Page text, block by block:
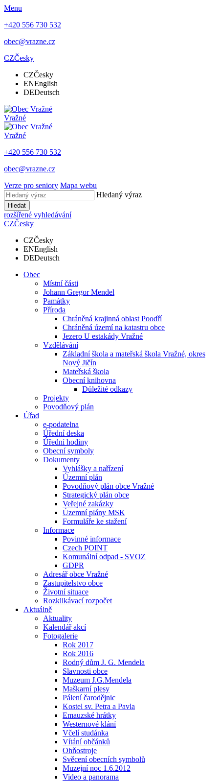
Menu
+420 556 730 532
obec@vrazne.cz
CZČesky
CZČesky
ENEnglish
DEDeutsch
Vražné
Vražné
+420 556 730 532
obec@vrazne.cz
Verze pro seniory Mapa webu
Hledaný výraz
Hledat
rozšířené vyhledávání
CZČesky
CZČesky
ENEnglish
DEDeutsch
Obec
Místní části
Johann Gregor Mendel
Památky
Příroda
Chráněná krajinná oblast Poodří
Chráněná území na katastru obce
Jezero U estakády Vražné
Vzdělávání
Základní škola a mateřská škola Vražné, okres
Nový Jičín
Mateřská škola
Obecní knihovna
Důležité odkazy
Projekty
Povodňový plán
Úřad
e-podatelna
Úřední deska
Úřední hodiny
Obecní symboly
Dokumenty
Vyhlášky a nařízení
Územní plán
Povodňový plán obce Vražné
Strategický plán obce
Veřejné zakázky
Územní plány MSK
Formuláře ke stažení
Informace
Povinné informace
Czech POINT
Komunální odpad - SVOZ
GDPR
Adresář obce Vražné
Zastupitelstvo obce
Životní situace
Rozklikávací rozpočet
Aktuálně
Aktuality
Kalendář akcí
Fotogalerie
Rok 2017
Rok 2016
Rodný dům J. G. Mendela
Slavnosti obce
Muzeum J.G.Mendela
Maškarní plesy
Pálení čarodějnic
Kostel sv. Petra a Pavla
Emauzské hrátky
Westernové klání
Včelí studánka
Vítání občánků
Ohňostroje
Svěcení obecních symbolů
Muzejní noc 1.6.2012
Video a panorama